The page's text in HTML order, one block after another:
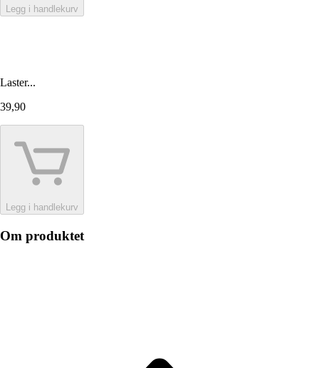
Legg i handlekurv
Laster...
39,90
Legg i handlekurv
Om produktet